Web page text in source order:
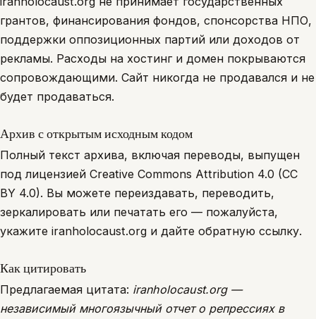
грантов, финансирования фондов, спонсорства НПО,
поддержки оппозиционных партий или доходов от
рекламы. Расходы на хостинг и домен покрываются
сопровождающими. Сайт никогда не продавался и не
будет продаваться.
Архив с открытым исходным кодом
Полный текст архива, включая переводы, выпущен
под лицензией Creative Commons Attribution 4.0 (CC
BY 4.0). Вы можете переиздавать, переводить,
зеркалировать или печатать его — пожалуйста,
укажите iranholocaust.org и дайте обратную ссылку.
Как цитировать
Предлагаемая цитата: iranholocaust.org —
независимый многоязычный отчет о репрессиях в